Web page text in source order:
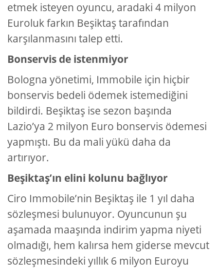
etmek isteyen oyuncu, aradaki 4 milyon
Euroluk farkın Beşiktaş tarafından
karşılanmasını talep etti.
Bonservis de istenmiyor
Bologna yönetimi, Immobile için hiçbir
bonservis bedeli ödemek istemediğini
bildirdi. Beşiktaş ise sezon başında
Lazio’ya 2 milyon Euro bonservis ödemesi
yapmıştı. Bu da mali yükü daha da
artırıyor.
Beşiktaş’ın elini kolunu bağlıyor
Ciro Immobile’nin Beşiktaş ile 1 yıl daha
sözleşmesi bulunuyor. Oyuncunun şu
aşamada maaşında indirim yapma niyeti
olmadığı, hem kalırsa hem giderse mevcut
sözleşmesindeki yıllık 6 milyon Euroyu